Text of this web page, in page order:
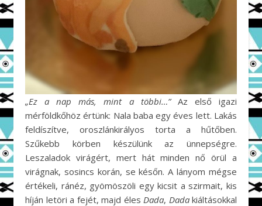
„Ez a nap más, mint a többi…”Az első igazi
mérföldkőhöz értünk: Nala baba egy éves lett. Lakás
feldíszítve, oroszlánkirályos torta a hűtőben.
Szűkebb körben készülünk az ünnepségre.
Leszaladok virágért, mert hát minden nő örül a
virágnak, sosincs korán, se későn. A lányom mégse
értékeli, ránéz, gyömöszöli egy kicsit a szirmait, kis
híján letöri a fejét, majd éles Dada, Dadakiáltásokkal